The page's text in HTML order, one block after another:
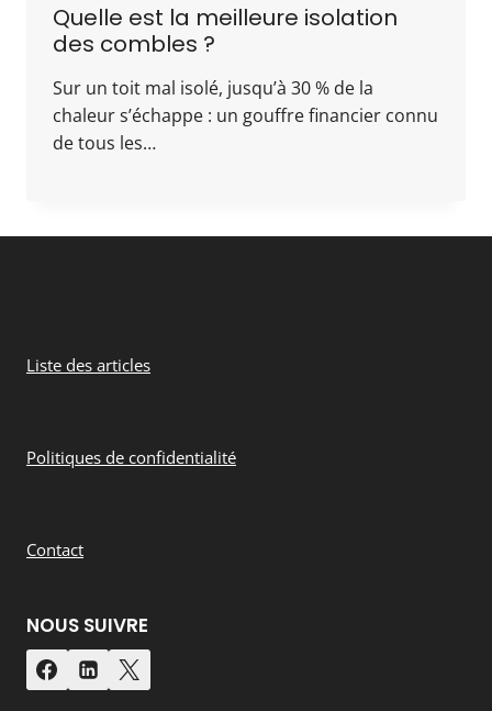
Quelle est la meilleure isolation
des combles ?
Sur un toit mal isolé, jusqu’à 30 % de la
chaleur s’échappe : un gouffre financier connu
de tous les…
Liste des articles
Politiques de confidentialité
Contact
NOUS SUIVRE